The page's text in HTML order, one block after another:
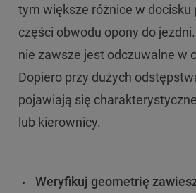
tym większe różnice w docisku
części obwodu opony do
nie zawsze jest odczuwalne w
Dopiero przy dużych
pojawiają się
lub kierownicy.
Weryfikuj geometrię